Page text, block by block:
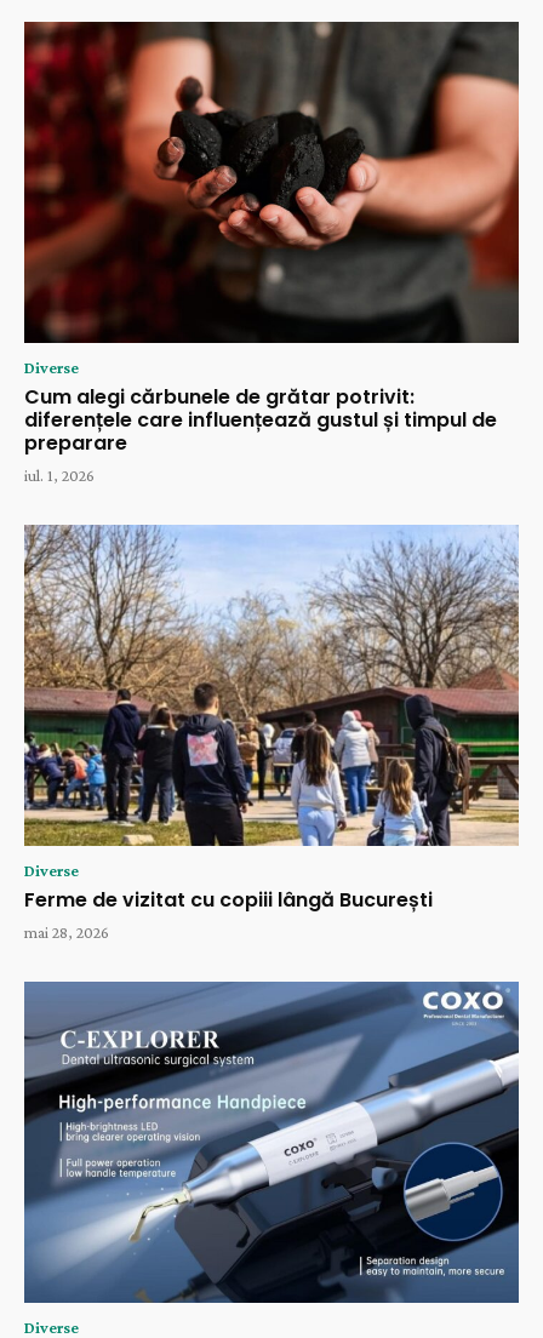
Diverse
Cum alegi cărbunele de grătar potrivit:
diferențele care influențează gustul și timpul de
preparare
iul. 1, 2026
Diverse
Ferme de vizitat cu copiii lângă București
mai 28, 2026
Diverse